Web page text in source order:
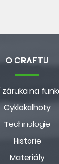
O CRAFTU
na
Cyklokalhoty
Technologie
Historie
Materiály